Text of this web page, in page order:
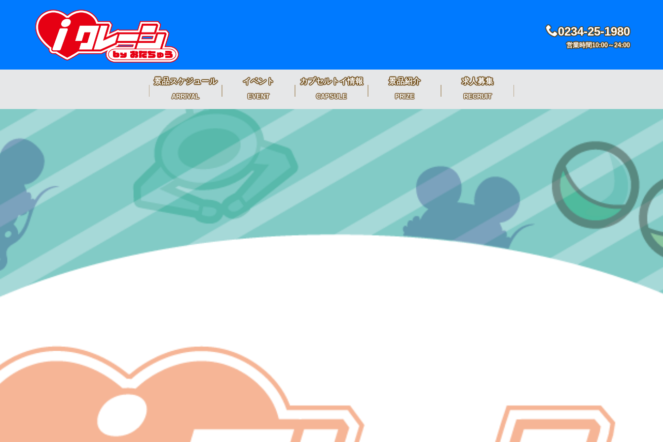
0234-25-1980
営業時間10:00～24:00
景品スケジュール
ARRIVAL
イベント
EVENT
カプセルトイ情報
CAPSULE
景品紹介
PRIZE
求人募集
RECRUIT